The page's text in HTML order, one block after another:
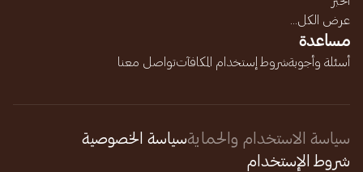
عرض الكل...
مساعدة
أسئلة وأجوبةشروط إستخدام المكافآتتواصل معنا
سياسة الاستخدام والحمايةسياسة الخصوصية
شروط الإستخدام